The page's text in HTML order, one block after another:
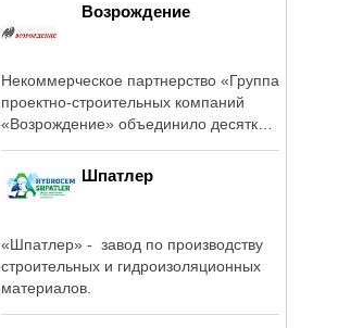
Возрождение
Некоммерческое партнерство «Группа
проектно-строительных компаний
«Возрождение» объединило десятки
Шпатлер
«Шпатлер» - завод по производству
строительных и гидроизоляционных
материалов.